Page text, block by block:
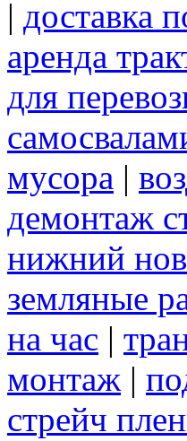
| доставка
аренда
для
мусора |
демонтаж
нижний
земляные
на час |
монтаж |
стрейч